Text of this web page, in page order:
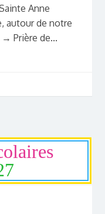
Anne
autour de notre
Prière de...